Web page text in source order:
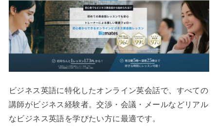
ビジネス英語に特化したオンライン英会話で、すべての
講師がビジネス経験者。交渉・会議・メールなどリアル
なビジネス英語を学びたい方に最適です。